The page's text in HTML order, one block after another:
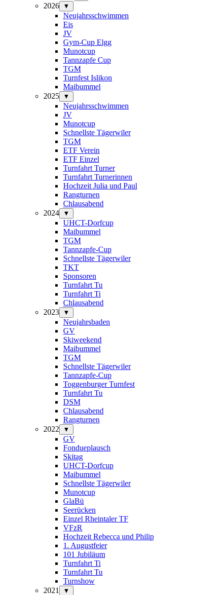
2026 ▼
Neujahrsschwimmen
Eis
JV
Gym-Cup Elgg
Munotcup
Tannzapfe Cup
TGM
Turnfest Islikon
Maibummel
2025
▼
Neujahrsschwimmen
JV
Munotcup
Schnellste Tägerwiler
TGM
ETF Verein
ETF Einzel
Turnfahrt Turner
Turnfahrt Turnerinnen
Hochzeit Julia und Paul
Rangturnen
Chlausabend
2024
▼
UHCT-Dorfcup
Maibummel
TGM
Tannzapfe-Cup
Schnellste Tägerwiler
TKT
Sponsoren
Turnfahrt Tu
Turnfahrt Ti
Chlausabend
2023
▼
Neujahrsbaden
GV
Skiweekend
Maibummel
TGM
Schnellste Tägerwiler
Tannzapfe-Cup
Toggenburger Turnfest
Turnfahrt Tu
DSM
Chlausabend
Rangturnen
2022
▼
GV
Fondueplausch
Skitag
UHCT-Dorfcup
Maibummel
Schnellste Tägerwiler
Munotcup
GlaBü
Seerücken
Einzel Rheintaler TF
VFzR
Hochzeit Rebecca und Philip
1. Augustfeier
101 Jubiläum
Turnfahrt Ti
Turnfahrt Tu
Turnshow
2021
▼